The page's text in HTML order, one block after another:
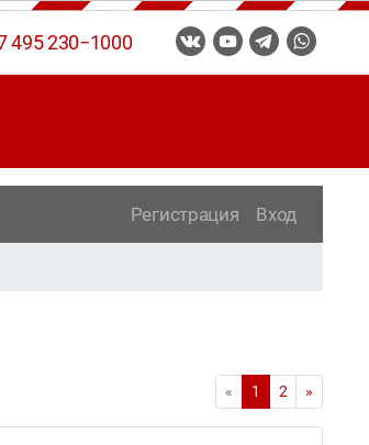
495 230−1000
Регистрация Вход
« 1 2 »